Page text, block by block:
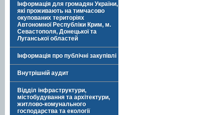
Інформація для громадян України,
які проживають на тимчасово
окупованих територіях
Автономної Республіки Крим, м.
Севастополя, Донецької та
Луганської областей
Інформація про публічні закупівлі
Внутрішній аудит
Відділ інфраструктури,
містобудування та архітектури,
житлово-комунального
господарства та екології